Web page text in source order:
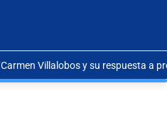
Carmen Villalobos y su respuesta a